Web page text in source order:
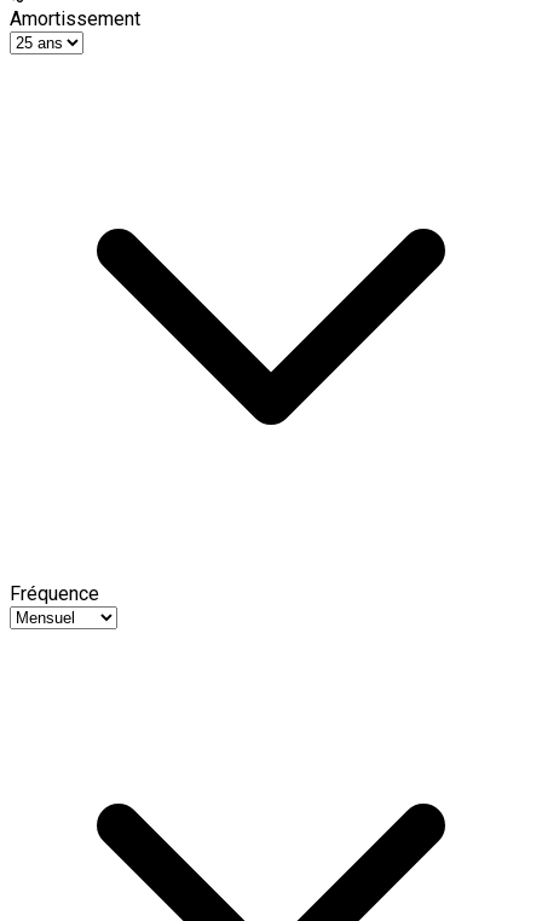
Amortissement
Fréquence